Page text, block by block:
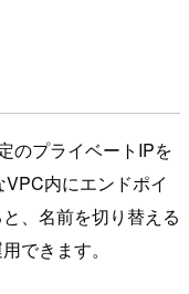
のプライベートIPを
内にエンドポイ
、名前を切り替える
できます。